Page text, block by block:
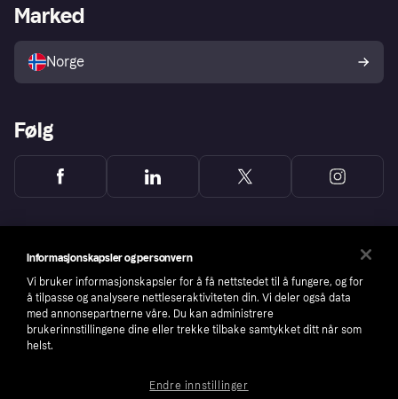
Utforsk butikker
Merchant portal
Marked
Norge
Følg
Informasjonskapsler og personvern
Vi bruker informasjonskapsler for å få nettstedet til å fungere, og for
å tilpasse og analysere nettleseraktiviteten din. Vi deler også data
med annonsepartnerne våre. Du kan administrere
brukerinnstillingene dine eller trekke tilbake samtykket ditt når som
helst.
Endre innstillinger